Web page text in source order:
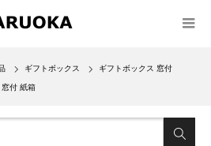
ギフトボックス ギフトボックス 窓付
窓付 紙箱